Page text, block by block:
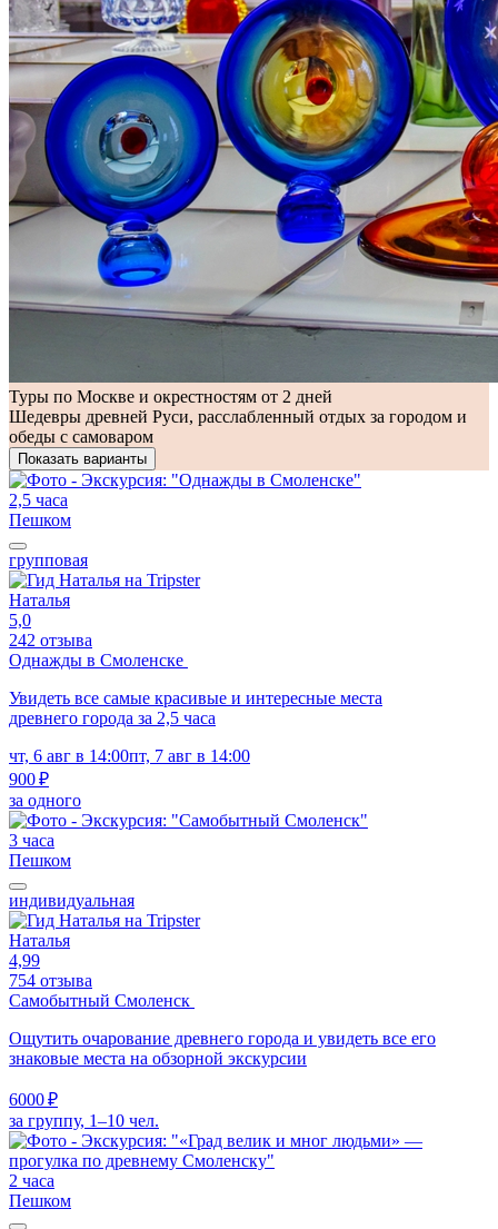
Туры по Москве и окрестностям от 2 дней
Шедевры древней Руси, расслабленный отдых за городом и
обеды с самоваром
Показать варианты
2,5 часа
Пешком
групповая
Наталья
5,0
242 отзыва
Однажды в Смоленске
Увидеть все самые красивые и интересные места
древнего города за 2,5 часа
чт, 6 авг в 14:00пт, 7 авг в 14:00
900 ₽
за одного
3 часа
Пешком
индивидуальная
Наталья
4,99
754 отзыва
Самобытный Смоленск
Ощутить очарование древнего города и увидеть все его
знаковые места на обзорной экскурсии
6000 ₽
за группу, 1–10 чел.
2 часа
Пешком